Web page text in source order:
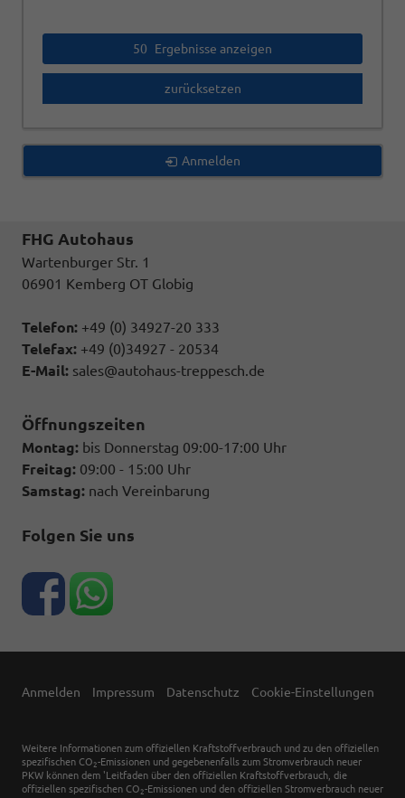
50 Ergebnisse anzeigen
zurücksetzen
Anmelden
FHG Autohaus
Wartenburger Str. 1
06901 Kemberg OT Globig
Telefon: +49 (0) 34927-20 333
Telefax: +49 (0)34927 - 20534
E-Mail: sales@autohaus-treppesch.de
Öffnungszeiten
Montag: bis Donnerstag 09:00-17:00 Uhr
Freitag: 09:00 - 15:00 Uhr
Samstag: nach Vereinbarung
Folgen Sie uns
Anmelden Impressum Datenschutz Cookie-Einstellungen
Weitere Informationen zum offiziellen Kraftstoffverbrauch und zu den offiziellen
spezifischen CO 2-Emissionen und gegebenenfalls zum Stromverbrauch neuer
PKW können dem 'Leitfaden über den offiziellen Kraftstoffverbrauch, die
offiziellen spezifischen CO 2-Emissionen und den offiziellen Stromverbrauch neuer